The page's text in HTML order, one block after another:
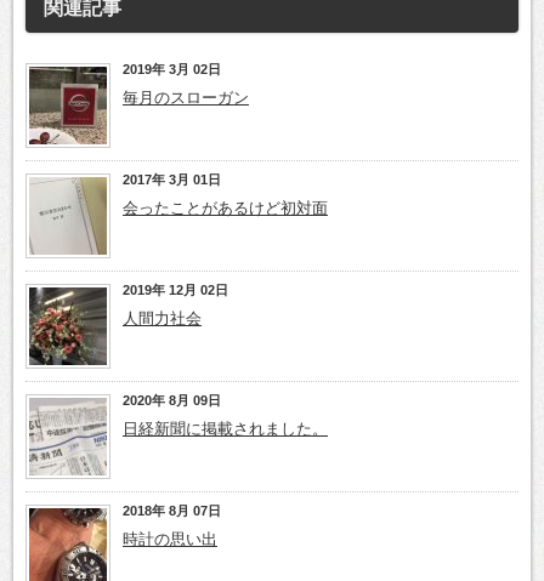
関連記事
2019年 3月 02日
毎月のスローガン
2017年 3月 01日
会ったことがあるけど初対面
2019年 12月 02日
人間力社会
2020年 8月 09日
日経新聞に掲載されました。
2018年 8月 07日
時計の思い出